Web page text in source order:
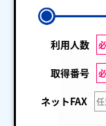
利用人数
取得番号
ネットFAX